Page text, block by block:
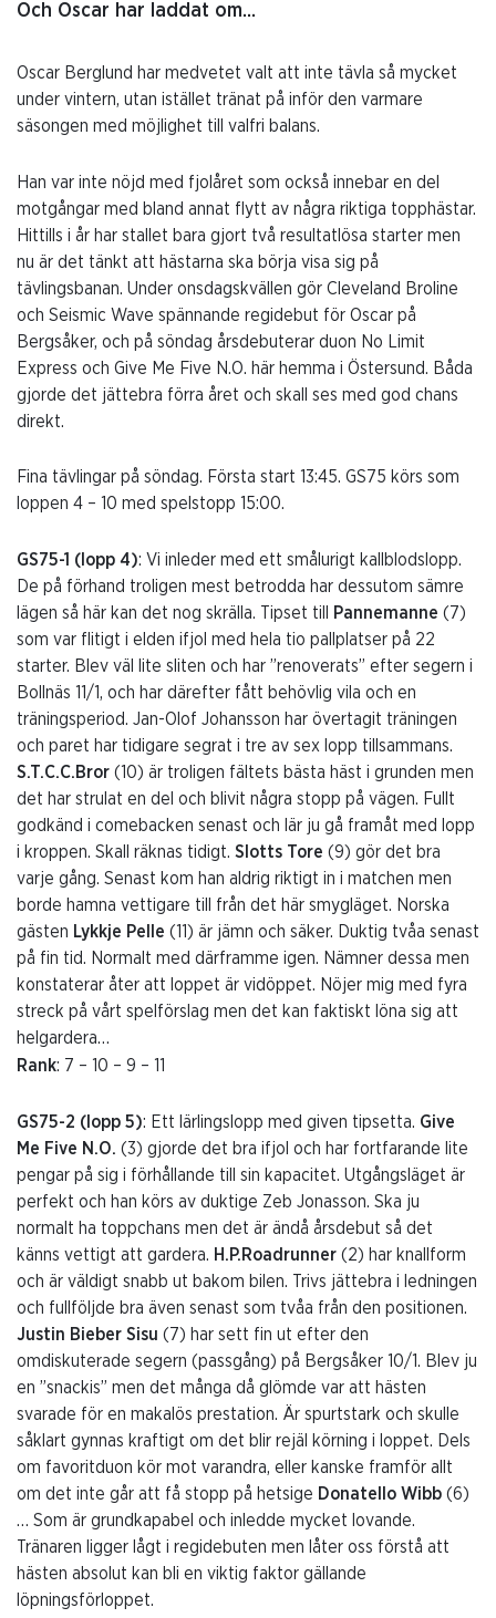
Och Oscar har laddat om...
Oscar Berglund har medvetet valt att inte tävla så mycket
under vintern, utan istället tränat på inför den varmare
säsongen med möjlighet till valfri balans.
Han var inte nöjd med fjolåret som också innebar en del
motgångar med bland annat flytt av några riktiga topphästar.
Hittills i år har stallet bara gjort två resultatlösa starter men
nu är det tänkt att hästarna ska börja visa sig på
tävlingsbanan. Under onsdagskvällen gör Cleveland Broline
och Seismic Wave spännande regidebut för Oscar på
Bergsåker, och på söndag årsdebuterar duon No Limit
Express och Give Me Five N.O. här hemma i Östersund. Båda
gjorde det jättebra förra året och skall ses med god chans
direkt.
Fina tävlingar på söndag. Första start 13:45. GS75 körs som
loppen 4 – 10 med spelstopp 15:00.
GS75-1 (lopp 4): Vi inleder med ett smålurigt kallblodslopp.
De på förhand troligen mest betrodda har dessutom sämre
lägen så här kan det nog skrälla. Tipset till
Pannemanne (7)
som var flitigt i elden ifjol med hela tio pallplatser på 22
starter. Blev väl lite sliten och har ”renoverats” efter segern i
Bollnäs 11/1, och har därefter fått behövlig vila och en
träningsperiod. Jan-Olof Johansson har övertagit träningen
och paret har tidigare segrat i tre av sex lopp tillsammans.
S.T.C.C.Bror (10) är troligen fältets bästa häst i grunden men
det har strulat en del och blivit några stopp på vägen. Fullt
godkänd i comebacken senast och lär ju gå framåt med lopp
i kroppen. Skall räknas tidigt. Slotts Tore (9) gör det bra
varje gång. Senast kom han aldrig riktigt in i matchen men
borde hamna vettigare till från det här smygläget. Norska
gästen Lykkje Pelle (11) är jämn och säker. Duktig tvåa senast
på fin tid. Normalt med därframme igen. Nämner dessa men
konstaterar åter att loppet är vidöppet. Nöjer mig med fyra
streck på vårt spelförslag men det kan faktiskt löna sig att
helgardera…
Rank: 7 – 10 – 9 – 11
GS75-2 (lopp 5): Ett lärlingslopp med given tipsetta. Give
Me Five N.O. (3) gjorde det bra ifjol och har fortfarande lite
pengar på sig i förhållande till sin kapacitet. Utgångsläget är
perfekt och han körs av duktige Zeb Jonasson. Ska ju
normalt ha toppchans men det är ändå årsdebut så det
känns vettigt att gardera. H.P.Roadrunner (2) har knallform
och är väldigt snabb ut bakom bilen. Trivs jättebra i ledningen
och fullföljde bra även senast som tvåa från den positionen.
Justin Bieber Sisu (7) har sett fin ut efter den
omdiskuterade segern (passgång) på Bergsåker 10/1. Blev ju
en ”snackis” men det många då glömde var att hästen
svarade för en makalös prestation. Är spurtstark och skulle
såklart gynnas kraftigt om det blir rejäl körning i loppet. Dels
om favoritduon kör mot varandra, eller kanske framför allt
om det inte går att få stopp på hetsige Donatello Wibb (6)
… Som är grundkapabel och inledde mycket lovande.
Tränaren ligger lågt i regidebuten men låter oss förstå att
hästen absolut kan bli en viktig faktor gällande
löpningsförloppet.